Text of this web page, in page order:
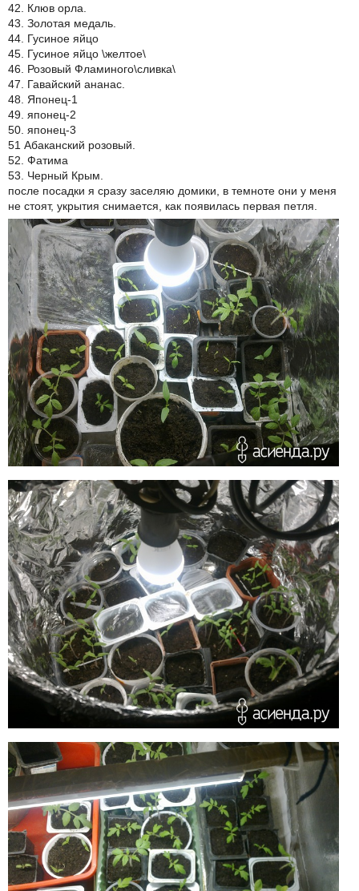
42. Клюв орла.
43. Золотая медаль.
44. Гусиное яйцо
45. Гусиное яйцо \желтое\
46. Розовый Фламиного\сливка\
47. Гавайский ананас.
48. Японец-1
49. японец-2
50. японец-3
51 Абаканский розовый.
52. Фатима
53. Черный Крым.
после посадки я сразу заселяю домики, в темноте они у меня
не стоят, укрытия снимается, как появилась первая петля.